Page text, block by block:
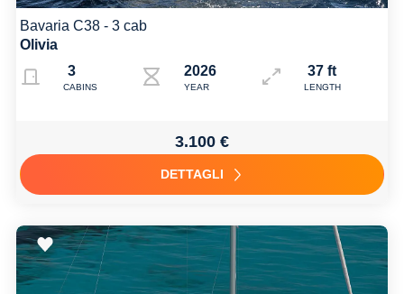
Bavaria C38 - 3 cab
Olivia
3
CABINS
2026
YEAR
37 ft
LENGTH
3.100 €
DETTAGLI